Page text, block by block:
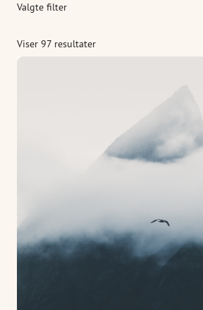
Valgte filter
Viser 97 resultater